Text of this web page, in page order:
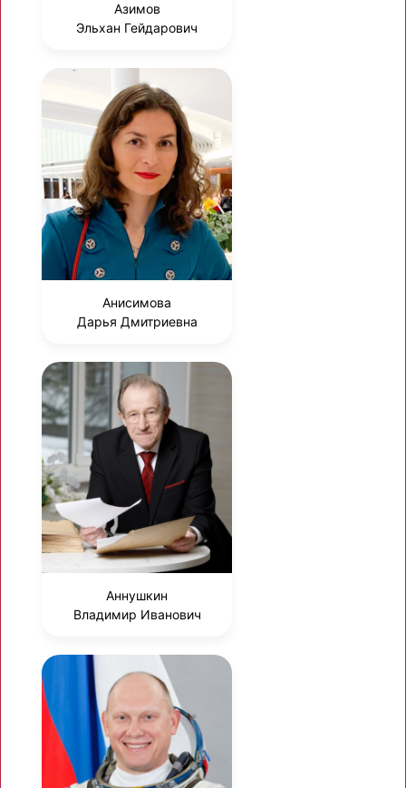
Азимов
Эльхан Гейдарович
Анисимова
Дарья Дмитриевна
Аннушкин
Владимир Иванович